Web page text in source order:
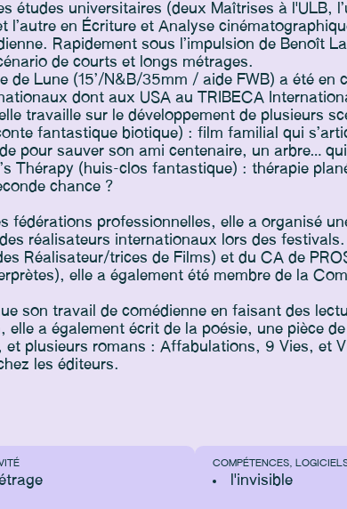
études universitaires (deux Maîtrises à l'ULB,
l’autre en Écriture et Analyse
Rapidement sous l’impulsion de Benoît
de courts et longs métrages.
de Lune (15’/N&B/35mm / aide FWB) a été en
dont aux USA au TRIBECA
travaille sur le développement de plusieurs
fantastique biotique) : film familial qui
pour sauver son ami centenaire, un arbre…
Thérapy (huis-clos fantastique) : thérapie
chance ?
fédérations professionnelles, elle a organisé
réalisateurs internationaux lors des festivals.
Réalisateur/trices de Films) et du CA de
elle a également été membre de la
son travail de comédienne en faisant des
elle a également écrit de la poésie, une pièce
et plusieurs romans : Affabulations, 9 Vies, et
les éditeurs.
COMPÉTENCES,
l'invisible